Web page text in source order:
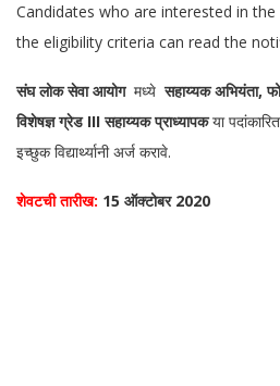
Candidates who are interested in
the eligibility criteria can read the
संघ लोक सेवा आयोग मध्ये सहाय्यक अभियंता,
विशेषज्ञ ग्रेड III सहाय्यक प्राध्यापकया
इच्छुक विद्यार्थ्यानी अर्ज करावे.
शेवटची तारीख: 15 ऑक्टोबर 2020